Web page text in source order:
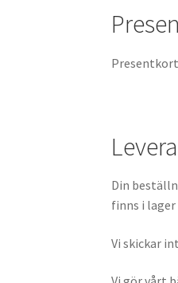
Din
finns i
Vi skickar